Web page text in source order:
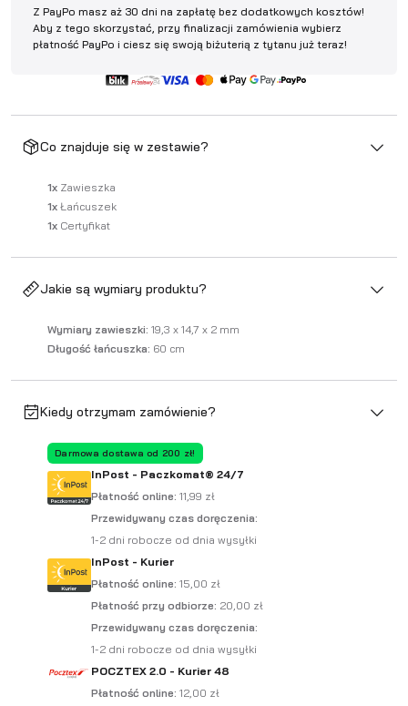
Z PayPo masz aż 30 dni na zapłatę bez dodatkowych kosztów!
Aby z tego skorzystać, przy finalizacji zamówienia wybierz
płatność PayPo i ciesz się swoją biżuterią z tytanu już teraz!
Co znajduje się w zestawie?
1x Zawieszka
1x Łańcuszek
1x Certyfikat
Jakie są wymiary produktu?
Wymiary zawieszki: 19,3 x 14,7 x 2 mm
Długość łańcuszka: 60 cm
Kiedy otrzymam zamówienie?
Darmowa dostawa od 200 zł!
InPost - Paczkomat® 24/7
Płatność online: 11,99 zł
Przewidywany czas doręczenia:
1-2 dni robocze od dnia wysyłki
InPost - Kurier
Płatność online: 15,00 zł
Płatność przy odbiorze: 20,00 zł
Przewidywany czas doręczenia:
1-2 dni robocze od dnia wysyłki
‍POCZTEX 2.0 - Kurier 48
Płatność online: 12,00 zł